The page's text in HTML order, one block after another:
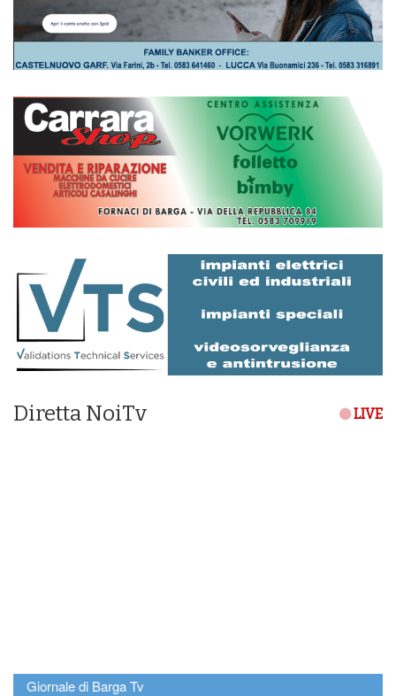
Diretta NoiTv LIVE
Giornale di Barga Tv